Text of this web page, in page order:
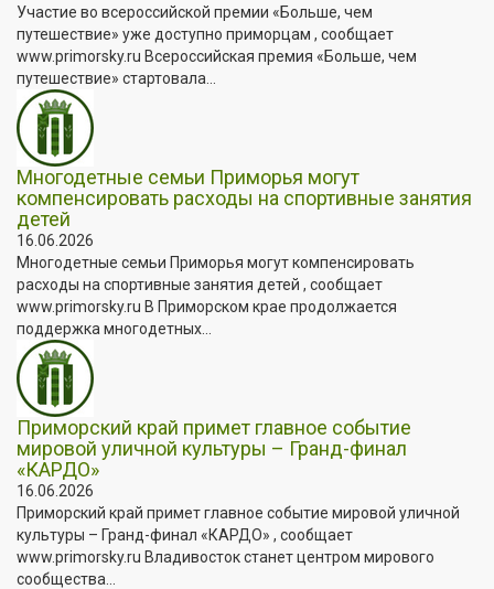
Участие во всероссийской премии «Больше, чем
путешествие» уже доступно приморцам , сообщает
www.primorsky.ru Всероссийская премия «Больше, чем
путешествие» стартовала...
Многодетные семьи Приморья могут
компенсировать расходы на спортивные занятия
детей
16.06.2026
Многодетные семьи Приморья могут компенсировать
расходы на спортивные занятия детей , сообщает
www.primorsky.ru В Приморском крае продолжается
поддержка многодетных...
Приморский край примет главное событие
мировой уличной культуры – Гранд-финал
«КАРДО»
16.06.2026
Приморский край примет главное событие мировой уличной
культуры – Гранд-финал «КАРДО» , сообщает
www.primorsky.ru Владивосток станет центром мирового
сообщества...